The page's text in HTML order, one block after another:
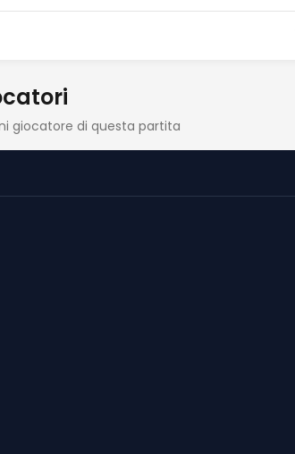
giocatore di questa partita